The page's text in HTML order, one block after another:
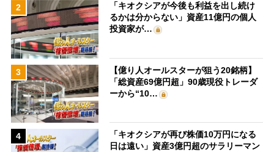
2
「キオクシアが今後も利益を出し続け
るかは分からない」資産11億円の個人
投資家が…
3
【億り人オールスターが狙う20銘柄】
「総資産69億円超」90歳現役トレーダ
ーから“10…
4
「キオクシアが再び株価10万円になる
日は遠い」資産3億円超のサラリーマン